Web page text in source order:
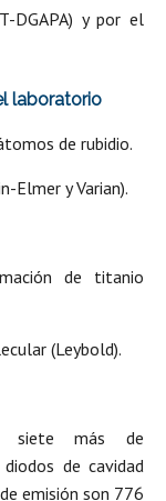
DGAPA) y por el
laboratorio
de rubidio.
Elmer y Varian).
de titanio
(Leybold).
siete más de
de cavidad
emisión son 776